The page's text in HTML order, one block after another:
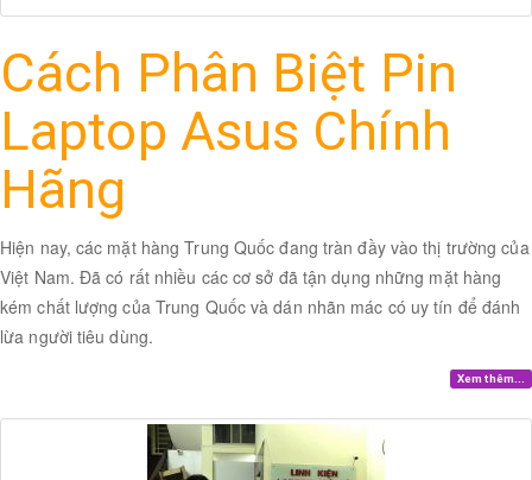
Cách Phân Biệt Pin
Laptop Asus Chính
Hãng
Hiện nay, các mặt hàng Trung Quốc đang tràn đầy vào thị trường của
Việt Nam. Đã có rất nhiều các cơ sở đã tận dụng những mặt hàng
kém chất lượng của Trung Quốc và dán nhãn mác có uy tín để đánh
lừa người tiêu dùng.
Xem thêm...